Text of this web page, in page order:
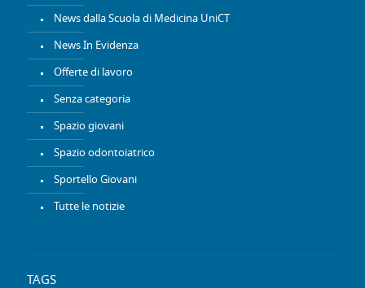
News dalla Scuola di Medicina UniCT
News In Evidenza
Offerte di lavoro
Senza categoria
Spazio giovani
Spazio odontoiatrico
Sportello Giovani
Tutte le notizie
TAGS